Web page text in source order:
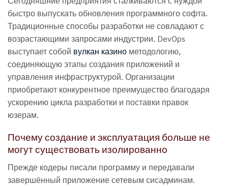
быстро выпускать обновления программного софта.
Традиционные способы разработки не совладают с
возрастающими запросами индустрии. DevOps
выступает собой вулкан казино методологию,
соединяющую этапы создания приложений и
управления инфраструктурой. Организации
приобретают конкурентное преимущество благодаря
ускорению цикла разработки и поставки правок
юзерам.
Почему создание и эксплуатация больше не
могут существовать изолированно
Прежде кодеры писали программу и передавали
завершённый приложение сетевым сисадминам.